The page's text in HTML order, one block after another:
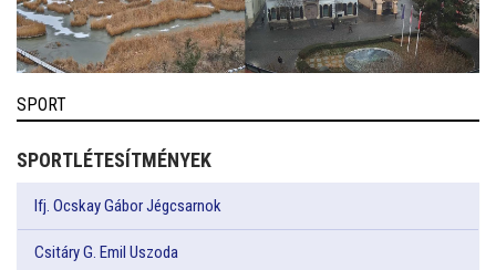
SPORT
SPORTLÉTESÍTMÉNYEK
Ifj. Ocskay Gábor Jégcsarnok
Csitáry G. Emil Uszoda